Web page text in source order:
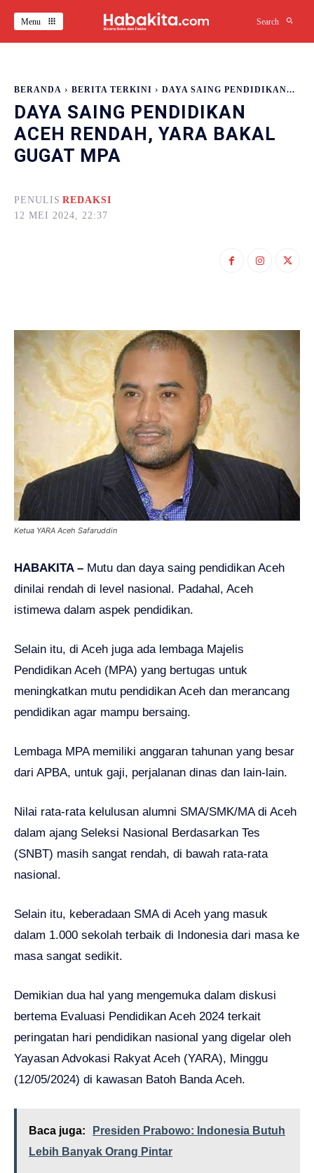
Menu Search
BERANDA BERITA TERKINI DAYA SAING PENDIDIKAN...
DAYA SAING PENDIDIKAN
ACEH RENDAH, YARA BAKAL
GUGAT MPA
PENULIS REDAKSI
12 MEI 2024, 22:37
Ketua YARA Aceh Safaruddin
HABAKITA – Mutu dan daya saing pendidikan Aceh
dinilai rendah di level nasional. Padahal, Aceh
istimewa dalam aspek pendidikan.
Selain itu, di Aceh juga ada lembaga Majelis
Pendidikan Aceh (MPA) yang bertugas untuk
meningkatkan mutu pendidikan Aceh dan merancang
pendidikan agar mampu bersaing.
Lembaga MPA memiliki anggaran tahunan yang besar
dari APBA, untuk gaji, perjalanan dinas dan lain-lain.
Nilai rata-rata kelulusan alumni SMA/SMK/MA di Aceh
dalam ajang Seleksi Nasional Berdasarkan Tes
(SNBT) masih sangat rendah, di bawah rata-rata
nasional.
Selain itu, keberadaan SMA di Aceh yang masuk
dalam 1.000 sekolah terbaik di Indonesia dari masa ke
masa sangat sedikit.
Demikian dua hal yang mengemuka dalam diskusi
bertema Evaluasi Pendidikan Aceh 2024 terkait
peringatan hari pendidikan nasional yang digelar oleh
Yayasan Advokasi Rakyat Aceh (YARA), Minggu
(12/05/2024) di kawasan Batoh Banda Aceh.
Baca juga:
Presiden Prabowo: Indonesia Butuh
Lebih Banyak Orang Pintar